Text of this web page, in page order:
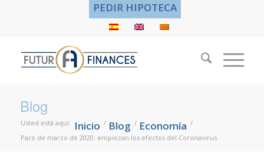
PEDIR HIPOTECA
Blog
Usted está aquí: Inicio / Blog / Economía /
Paro de marzo de 2020: empiezan los efectos del Coronavirus